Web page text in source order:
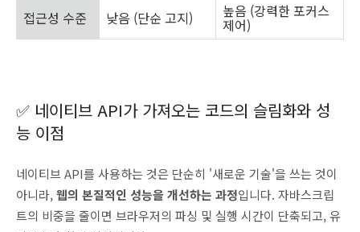
접근성 수준 낮음 (단순 고지) 높음 (강력한 포커스
제어)
✅ 네이티브 API가 가져오는 코드의 슬림화와 성
능 이점
네이티브 API를 사용하는 것은 단순히 '새로운 기술'을 쓰는 것이
아니라,웹의 본질적인 성능을 개선하는 과정입니다. 자바스크립
트의 비중을 줄이면 브라우저의 파싱 및 실행 시간이 단축되고, 유